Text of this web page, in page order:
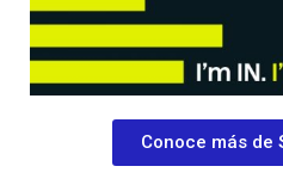
Conoce más de